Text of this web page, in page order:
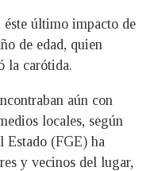
último impacto de
de edad, quien
la carótida.
aún con
locales, según
Estado (FGE) ha
y vecinos del lugar,